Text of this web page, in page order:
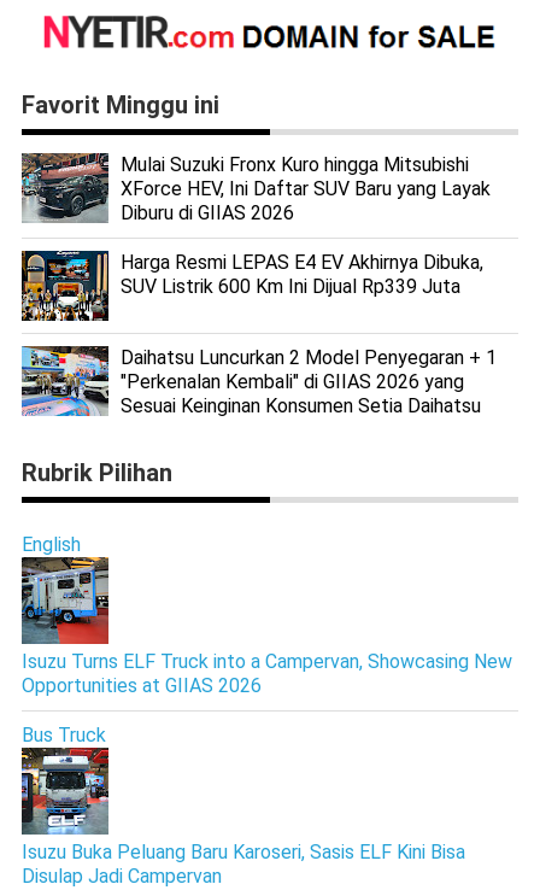
Favorit Minggu ini
Mulai Suzuki Fronx Kuro hingga Mitsubishi
XForce HEV, Ini Daftar SUV Baru yang Layak
Diburu di GIIAS 2026
Harga Resmi LEPAS E4 EV Akhirnya Dibuka,
SUV Listrik 600 Km Ini Dijual Rp339 Juta
Daihatsu Luncurkan 2 Model Penyegaran + 1
"Perkenalan Kembali" di GIIAS 2026 yang
Sesuai Keinginan Konsumen Setia Daihatsu
Rubrik Pilihan
English
Isuzu Turns ELF Truck into a Campervan, Showcasing New
Opportunities at GIIAS 2026
Bus Truck
Isuzu Buka Peluang Baru Karoseri, Sasis ELF Kini Bisa
Disulap Jadi Campervan